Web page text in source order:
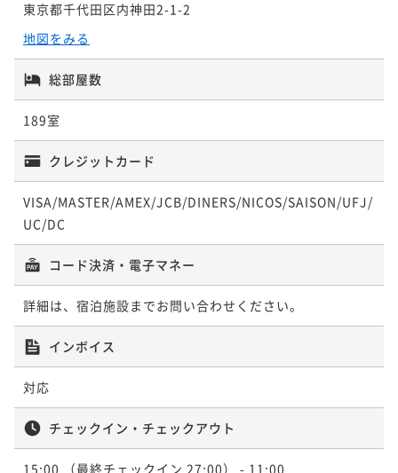
ポイントアップ
朝食付き 現地決済可 事前決済可
IN 15:00 - 27:00 OUT11:00
¥31,760~
【連泊割】2連泊以上でお得にステイ＜素泊り＞
素泊まり
¥ 53,233 ~
ポイントアップ
【連泊割】2連泊以上でお得にステイ＜朝食付＞
ポイント即利用で
¥74,300~
2名 ¥ 69,099 ~
東京都千代田区内神田2-1-2
地図をみる
総部屋数
189室
クレジットカード
VISA/MASTER/AMEX/JCB/DINERS/NICOS/SAISON/UFJ/
UC/DC
コード決済・電子マネー
詳細は、宿泊施設までお問い合わせください。
インボイス
対応
チェックイン・チェックアウト
15:00 （最終チェックイン 27:00） - 11:00